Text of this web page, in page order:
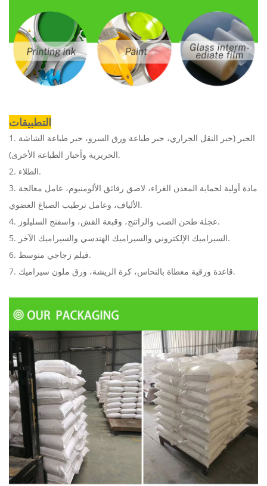
التطبيقات
1. الحبر (حبر النقل الحراري، حبر طباعة ورق السرو، حبر طباعة الشاشة
الحريرية وأحبار الطباعة الأخرى).
2. الطلاء.
3. مادة أولية لحماية المعدن الغراء، لاصق رقائق الألومنيوم، عامل معالجة
الألياف، وعامل ترطيب الصباغ العضوي.
4. عجلة طحن الصب والراتنج، وقبعة القش، واسفنج السليلوز.
5. السيراميك الإلكتروني والسيراميك الهندسي والسيراميك الآخر.
6. فيلم زجاجي متوسط.
7. قاعدة ورقية مغطاة بالنحاس، كرة الريشة، ورق ملون سيراميك.